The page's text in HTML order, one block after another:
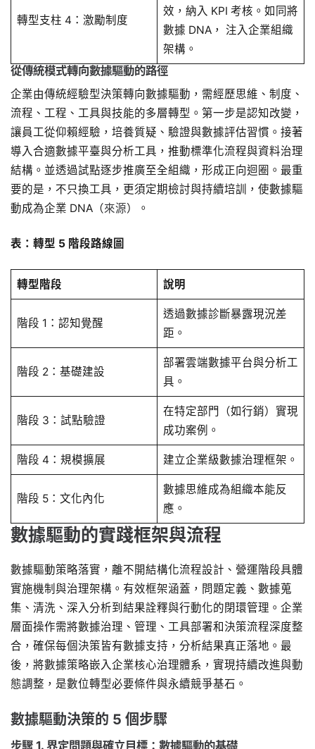
轉型支柱 4：激勵制度
效，納入 KPI 考核。如同將
數據 DNA， 注入企業組織
架構。
從傳統模式轉向數據驅動的路徑
企業由傳統經驗型決策轉向數據驅動，需經歷思維、制度、
流程、工程、工具與技能的多層轉型。第一步是認知改變，
讓員工從仰賴經驗，培養質疑、驗證與數據評估習慣。接著
導入合適數據平臺與分析工具，推動標準化流程與資料治理
結構。並透過試點逐步推廣至全組織，形成正向迴圈。最重
要的是，不只換工具，更須定期檢討與持續培訓，使數據驅
動成為企業 DNA（來源）。
表：轉型 5 階段路線圖
轉型階段 說明
階段 1：認知覺醒
透過數據診斷暴露現況差
距。
階段 2：基礎建設
部署雲端數據平台與分析工
具。
階段 3：試點驗證
在特定部門（如行銷）實現
成功案例。
階段 4：規模擴展 建立企業級數據治理框架。
階段 5：文化內化
數據思維成為組織本能反
應。
數據驅動的實踐框架與流程
數據驅動策略落實，離不開結構化流程設計、營運階段具體
實施機制與治理架構。有效框架涵蓋，問題定義、數據蒐
集、清洗、深入分析到結果詮釋與行動化的閉環管理。企業
層面操作需將數據治理、管理、工具部署和決策流程深度整
合，確保每個決策皆有數據支持，分析結果真正落地。最
後，將數據策略嵌入企業核心治理體系，實現持續改進與動
態調整，是數位轉型必要條件與永續競爭基石。
數據驅動決策的 5 個步驟
步驟 1. 界定問題與確立目標：數據驅動的基礎